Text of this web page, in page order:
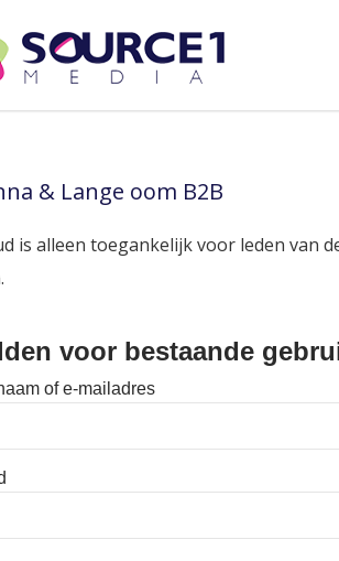
& Lange oom B2B
is alleen toegankelijk voor leden van
voor bestaande
of e-mailadres